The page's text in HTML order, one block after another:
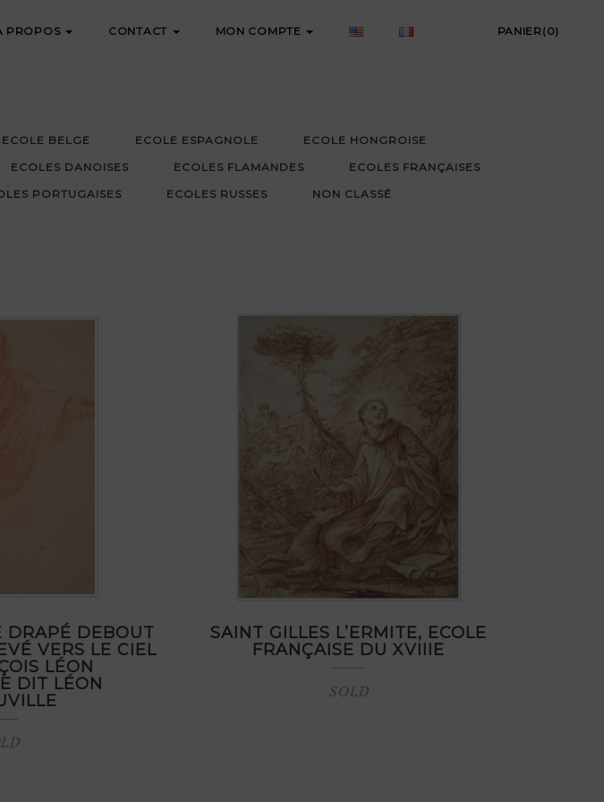
PROPOS CONTACT MON COMPTE PANIER(0)
ECOLE BELGE ECOLE ESPAGNOLE
ECOLE HONGROISE
ECOLES DANOISES ECOLES FLAMANDES
ECOLES FRANÇAISES
PORTUGAISES ECOLES RUSSES NON CLASSÉ
DRAPÉ DEBOUT
VERS LE CIEL
LÉON
DIT LÉON
SAINT GILLES L’ERMITE, ECOLE
FRANÇAISE DU XVIIIE
SOLD